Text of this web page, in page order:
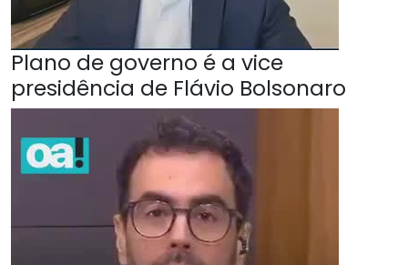
Plano de governo é a vice
presidência de Flávio Bolsonaro